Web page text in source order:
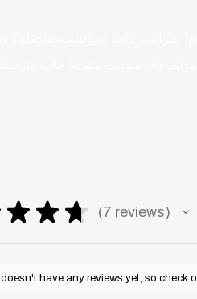
★ ★ ★ 7 reviews
7
have any reviews yet, so check